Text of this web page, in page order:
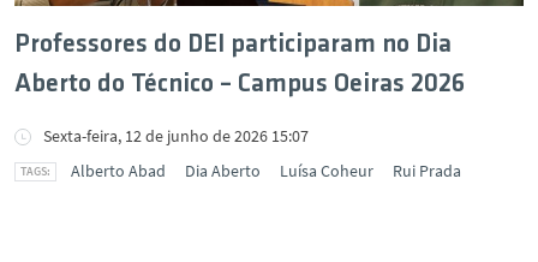
Professores do DEI participaram no Dia
Aberto do Técnico – Campus Oeiras 2026
Sexta-feira, 12 de junho de 2026 15:07
Alberto Abad
Dia Aberto Luísa Coheur Rui Prada